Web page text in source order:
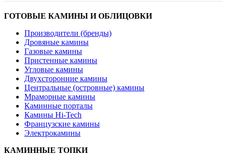
ГОТОВЫЕ КАМИНЫ И ОБЛИЦОВКИ
Производители (бренды)
Дровяные камины
Газовые камины
Пристенные камины
Угловые камины
Двухсторонние камины
Центральные (островные) камины
Мраморные камины
Каминные порталы
Камины Hi-Tech
Французские камины
Электрокамины
КАМИННЫЕ ТОПКИ